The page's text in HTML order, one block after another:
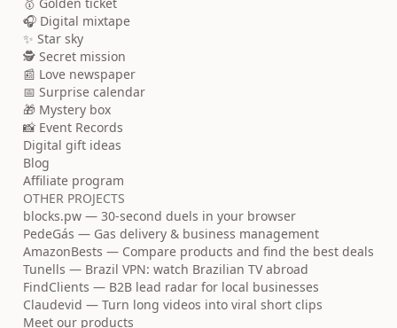
🎧 Digital mixtape
✨ Star sky
🕵️ Secret mission
📰 Love newspaper
📅 Surprise calendar
🎁 Mystery box
📸 Event Records
Digital gift ideas
Blog
Affiliate program
OTHER PROJECTS
blocks.pw — 30-second duels in your browser
PedeGás — Gas delivery & business management
AmazonBests — Compare products and find the best deals
Tunells — Brazil VPN: watch Brazilian TV abroad
FindClients — B2B lead radar for local businesses
Claudevid — Turn long videos into viral short clips
Meet our products